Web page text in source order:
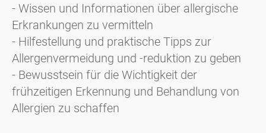
- Wissen und Informationen über allergische
Erkrankungen zu vermitteln
- Hilfestellung und praktische Tipps zur
Allergenvermeidung und -reduktion zu geben
- Bewusstsein für die Wichtigkeit der
frühzeitigen Erkennung und Behandlung von
Allergien zu schaffen